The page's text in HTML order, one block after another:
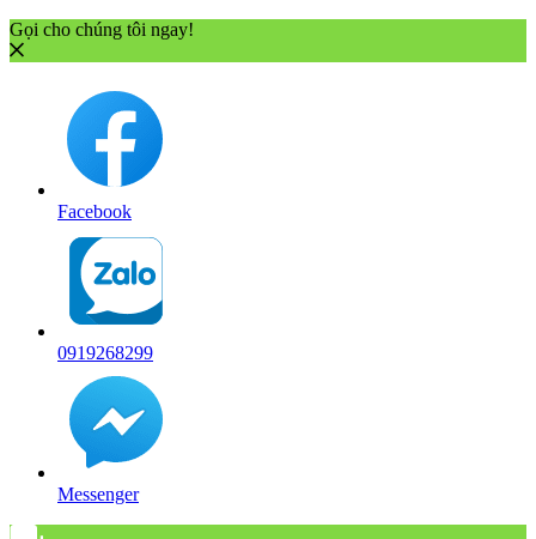
Gọi cho chúng tôi ngay!
Facebook
0919268299
Messenger